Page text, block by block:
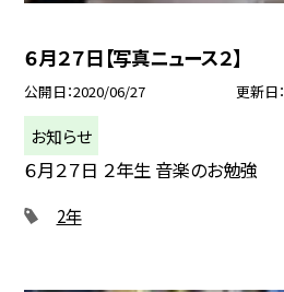
６月２７日【写真ニュース２】
公開日 2020/06/27 更新日
お知らせ
６月２７日 ２年生 音楽のお勉強
2年